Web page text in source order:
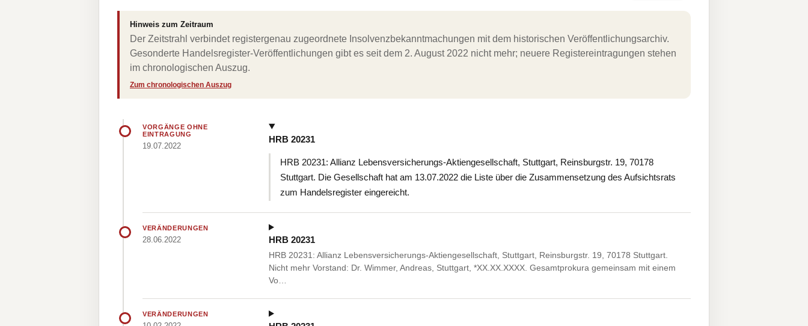
Hinweis zum Zeitraum
Der Zeitstrahl verbindet registergenau zugeordnete Insolvenzbekanntmachungen mit dem historischen Veröffentlichungsarchiv.
Gesonderte Handelsregister-Veröffentlichungen gibt es seit dem 2. August 2022 nicht mehr; neuere Registereintragungen stehen
im chronologischen Auszug.
Zum chronologischen Auszug
VORGÄNGE OHNE
EINTRAGUNG
19.07.2022
HRB 20231
HRB 20231: Allianz Lebensversicherungs-Aktiengesellschaft, Stuttgart, Reinsburgstr. 19, 70178
Stuttgart. Die Gesellschaft hat am 13.07.2022 die Liste über die Zusammensetzung des Aufsichtsrats
zum Handelsregister eingereicht.
VERÄNDERUNGEN
28.06.2022 HRB 20231
HRB 20231: Allianz Lebensversicherungs-Aktiengesellschaft, Stuttgart, Reinsburgstr. 19, 70178 Stuttgart.
Nicht mehr Vorstand: Dr. Wimmer, Andreas, Stuttgart, *XX.XX.XXXX. Gesamtprokura gemeinsam mit einem
Vo…
VERÄNDERUNGEN